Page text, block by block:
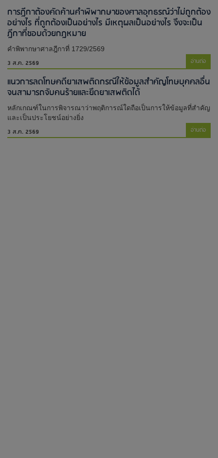
การฎีกาต้องคัดค้านคำพิพากษาของศาลอุทธรณ์ว่าไม่ถูกต้อง
อย่างไร ที่ถูกต้องเป็นอย่างไร มีเหตุผลเป็นอย่างไร จึงจะเป็น
ฎีกาที่ชอบด้วยกฎหมาย
คำพิพากษาศาลฎีกาที่ 1729/2569
3 ส.ค. 2569 อ่านต่อ
แนวการลดโทษคดียาเสพติดกรณีให้ข้อมูลสำคัญโทษบุคคลอื่น
จนสามารถจับคนร้ายและยึดยาเสพติดได้
หลักเกณฑ์ในการพิจารณาว่าพฤติการณ์ใดถือเป็นการให้ข้อมูลที่สำคัญ
และเป็นประโยชน์อย่างยิ่ง
3 ส.ค. 2569 อ่านต่อ